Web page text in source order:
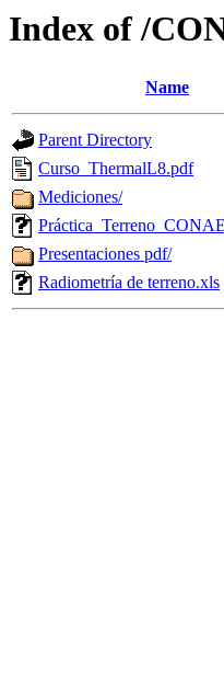
Index of /
Name
Parent Directory
Curso_ThermalL8.pdf
Mediciones/
Presentaciones pdf/
Radiometría de terreno.xls